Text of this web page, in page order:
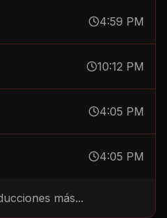
4:59 PM
10:12 PM
4:05 PM
4:05 PM
más...